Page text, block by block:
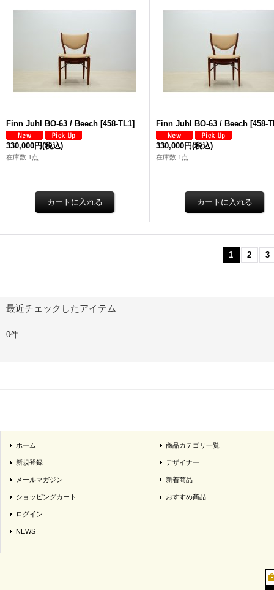
Finn Juhl BO-63 / Beech [458-TL1]
330,000円(税込)
在庫数 1点
Finn Juhl BO-63 / Beech [458-
330,000円(税込)
在庫数 1点
1 2 3
最近チェックしたアイテム
0件
ホーム
新規登録
メールマガジン
ショッピングカート
ログイン
NEWS
商品カテゴリ一覧
デザイナー
新着商品
おすすめ商品